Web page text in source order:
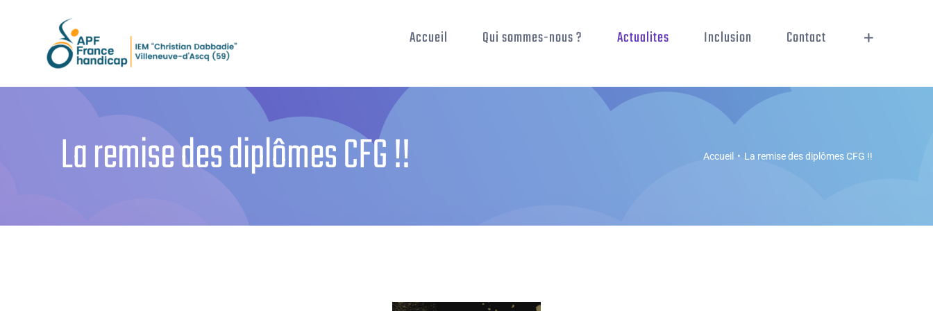
Accueil Qui sommes-nous ? Actualites Inclusion Contact
La remise des diplômes CFG !! Accueil • La remise des diplômes CFG !!